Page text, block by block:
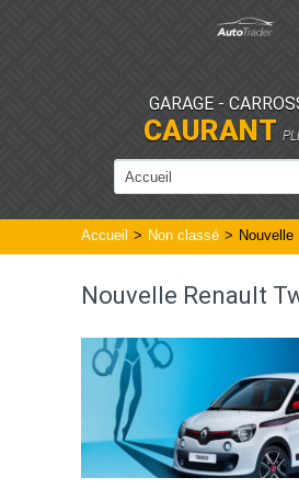
GARAGE -
CAURANT
Accueil > Non classé > Nouvelle
Nouvelle Renault